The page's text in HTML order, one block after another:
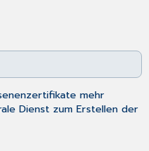
mehr
Dienst zum Erstellen der